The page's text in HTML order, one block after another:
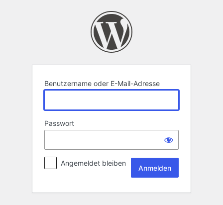
Benutzername oder E-Mail-Adresse
Passwort
Angemeldet bleiben